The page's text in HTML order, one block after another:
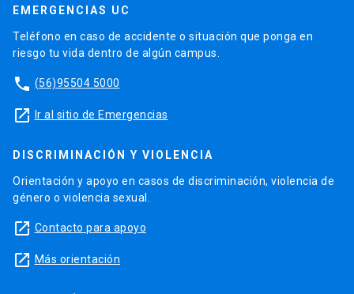
EMERGENCIAS UC
Teléfono en caso de accidente o situación que ponga en
riesgo tu vida dentro de algún campus.
phone (56)95504 5000
launch Ir al sitio de Emergencias
DISCRIMINACIÓN Y VIOLENCIA
Orientación y apoyo en casos de discriminación, violencia de
género o violencia sexual.
launch Contacto para apoyo
launch Más orientación